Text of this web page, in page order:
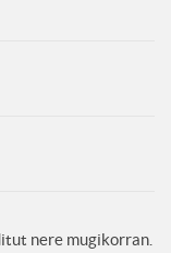
nere mugikorran.